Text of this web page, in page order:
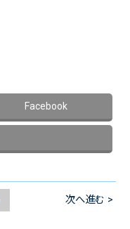
次へ進む >